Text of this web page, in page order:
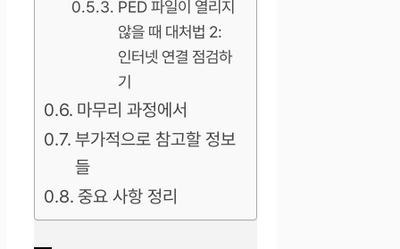
PED 파일이 열리지
않을 때 대처법 2:
인터넷 연결 점검하
기
마무리 과정에서
부가적으로 참고할 정보
들
중요 사항 정리